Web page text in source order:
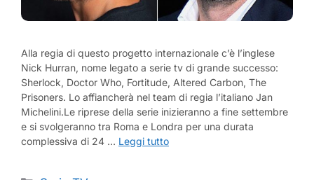
Alla regia di questo progetto internazionale c’è l’inglese
Nick Hurran, nome legato a serie tv di grande successo:
Sherlock, Doctor Who, Fortitude, Altered Carbon, The
Prisoners. Lo affiancherà nel team di regia l’italiano Jan
Michelini.Le riprese della serie inizieranno a fine settembre
e si svolgeranno tra Roma e Londra per una durata
complessiva di 24 … Leggi tutto